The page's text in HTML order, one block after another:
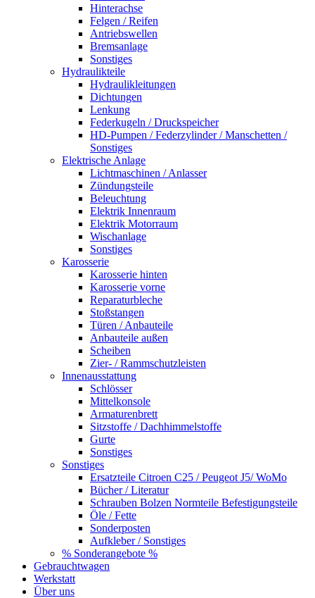
Hinterachse
Felgen / Reifen
Antriebswellen
Bremsanlage
Sonstiges
Hydraulikteile
Hydraulikleitungen
Dichtungen
Lenkung
Federkugeln / Druckspeicher
HD-Pumpen / Federzylinder / Manschetten /
Sonstiges
Elektrische Anlage
Lichtmaschinen / Anlasser
Zündungsteile
Beleuchtung
Elektrik Innenraum
Elektrik Motorraum
Wischanlage
Sonstiges
Karosserie
Karosserie hinten
Karosserie vorne
Reparaturbleche
Stoßstangen
Türen / Anbauteile
Anbauteile außen
Scheiben
Zier- / Rammschutzleisten
Innenausstattung
Schlösser
Mittelkonsole
Armaturenbrett
Sitzstoffe / Dachhimmelstoffe
Gurte
Sonstiges
Sonstiges
Ersatzteile Citroen C25 / Peugeot J5/ WoMo
Bücher / Literatur
Schrauben Bolzen Normteile Befestigungsteile
Öle / Fette
Sonderposten
Aufkleber / Sonstiges
% Sonderangebote %
Gebrauchtwagen
Werkstatt
Über uns